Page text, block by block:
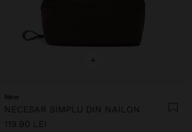
+
New
NECESAR SIMPLU DIN NAILON
119.90 LEI